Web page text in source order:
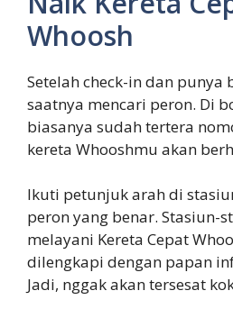
Whoosh
Setelah check-in dan punya
saatnya mencari peron. Di
biasanya sudah tertera
kereta Whooshmu akan
Ikuti petunjuk arah di
peron yang benar. Stasiun-
melayani Kereta Cepat
dilengkapi dengan papan
Jadi, nggak akan tersesat